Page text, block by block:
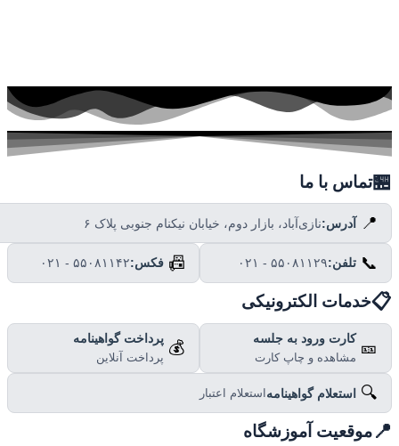
تماس با ما
📍 آدرس:نازی‌آباد، بازار دوم، خیابان نیکنام جنوبی پلاک ۶
📞 تلفن:۰۲۱ - ۵۵۰۸۱۱۲۹ 📠 فکس:۰۲۱ - ۵۵۰۸۱۱۴۲
خدمات الکترونیکی
🎫 کارت ورود به جلسه
مشاهده و چاپ کارت
💰 پرداخت گواهینامه
پرداخت آنلاین
🔍 استعلام گواهینامهاستعلام اعتبار
موقعیت آموزشگاه